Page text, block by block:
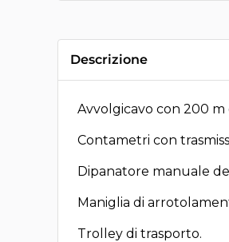
Descrizione
Avvolgicavo con 200 m
Contametri con
Dipanatore manuale
Maniglia di
Trolley di trasporto.